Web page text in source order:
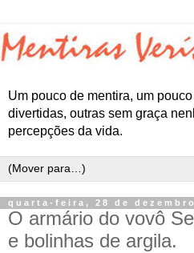
Um pouco de mentira, um
divertidas, outras sem graça
percepções da vida.
quarta-feira, 28 de
O armário do vovô
e bolinhas de argila.